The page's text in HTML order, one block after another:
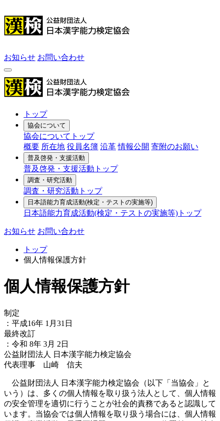
お知らせ お問い合わせ
トップ
協会について
協会についてトップ
概要 所在地 役員名簿 沿革 情報公開 寄附のお願い
普及啓発・支援活動
普及啓発・支援活動トップ
調査・研究活動
調査・研究活動トップ
日本語能力育成活動(検定・テストの実施等)
日本語能力育成活動(検定・テストの実施等)トップ
お知らせ お問い合わせ
トップ
個人情報保護方針
個人情報保護方針
制 定
：平成16年 1月31日
最終改訂
：令和 8年 3月 2日
公益財団法人 日本漢字能力検定協会
代表理事 山崎 信夫
公益財団法人 日本漢字能力検定協会（以下「当協会」と
いう）は、多くの個人情報を取り扱う法人として、個人情報
の安全管理を適切に行うことが社会的責務であると認識して
います。当協会では個人情報を取り扱う場合には、個人情報